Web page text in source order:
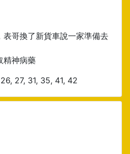
表哥換了新貨車說一家準備去
精神病藥
27, 31, 35, 41, 42